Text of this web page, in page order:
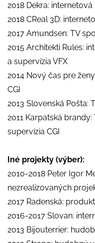
2018 Dekra:
2018 CReal 3D:
2017 Amundsen: TV
2015 Architekti Rules:
a supervízia VFX
2014 Nový čas pre
CGI
2013 Slovenská Pošta:
2011 Karpatská
supervízia CGI
Iné projekty (výber):
2010-2018 Peter Igor
nezrealizovaných
2017 Radenská:
2016-2017 Slovan:
2013 Bijouterrier: